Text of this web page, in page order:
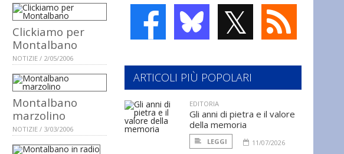
𝕏
Clickiamo per
Montalbano
NOTIZIE / 2/05/2006
Montalbano
marzolino
NOTIZIE / 3/03/2006
ARTICOLI PIÙ POPOLARI
EDITORIA
Gli anni di pietra e il valore
della memoria
LEGGI 11/07/2026